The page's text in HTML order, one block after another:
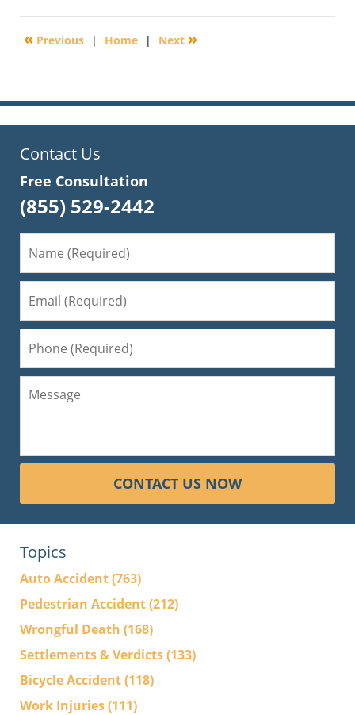
25,
6:05
« Previous | Home | Next »
Contact Us
Free Consultation
(855) 529-2442
CONTACT US NOW
Topics
Auto Accident(763)
Pedestrian Accident(212)
Wrongful Death (168)
Settlements & Verdicts(133)
Bicycle Accident(118)
Work Injuries(111)